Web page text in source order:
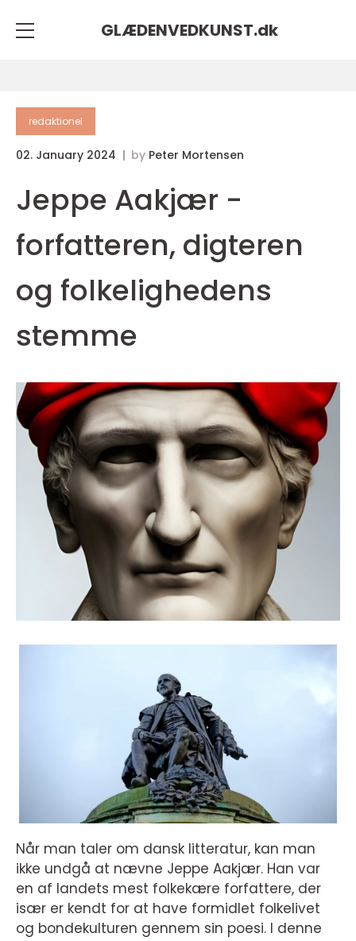
GLÆDENVEDKUNST.dk
redaktionel
02. January 2024 by Peter Mortensen
Jeppe Aakjær -
forfatteren, digteren
og folkelighedens
stemme
Når man taler om dansk litteratur, kan man
ikke undgå at nævne Jeppe Aakjær. Han var
en af landets mest folkekære forfattere, der
især er kendt for at have formidlet folkelivet
og bondekulturen gennem sin poesi. I denne